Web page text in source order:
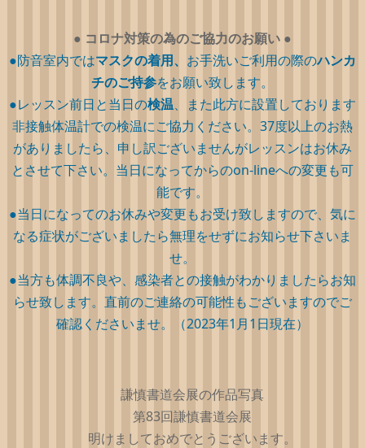
● コロナ対策の為のご協力のお願い ●
●防音室内ではマスクの着用、 お手洗いご利用の際のハンカ
チのご持参をお願い致します。
●レッスン前日と当日の検温、また此方に設置しております
非接触体温計での検温にご協力ください。37度以上のお熱
がありましたら、申し訳ございませんがレッスンはお休み
とさせて下さい。当日になってからのon-lineへの変更も可
能です。
●当日になってのお休みや変更もお受け致しますので、気に
なる症状がございましたら無理をせずにお知らせ下さいま
せ。
●当方も体調不良や、感染者との接触がわかりましたらお知
らせ致します。直前のご連絡の可能性もございますのでご
確認くださいませ。（2023年1月1日現在）
謙慎書道会展の作品写真
第83回謙慎書道会展
明けましておめでとうございます。